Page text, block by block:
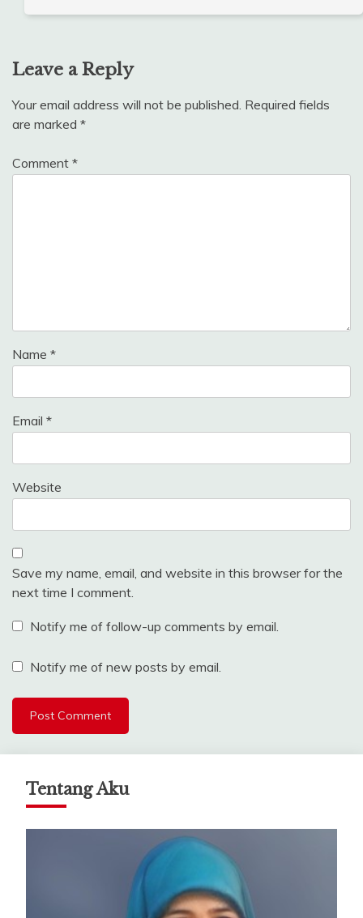
Leave a Reply
Your email address will not be published. Required fields
are marked *
Comment *
Name *
Email *
Website
Save my name, email, and website in this browser for the
next time I comment.
Notify me of follow-up comments by email.
Notify me of new posts by email.
Tentang Aku